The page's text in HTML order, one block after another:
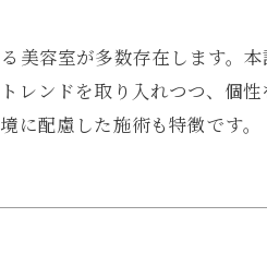
美容室が多数存在します。
レンドを取り入れつつ、個
に配慮した施術も特徴です。